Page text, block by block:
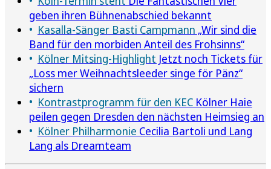
geben ihren Bühnenabschied bekannt
Kasalla-Sänger Basti Campmann „Wir sind die
Band für den morbiden Anteil des Frohsinns“
Kölner Mitsing-Highlight Jetzt noch Tickets für
„Loss mer Weihnachtsleeder singe för Pänz“
sichern
Kontrastprogramm für den KEC Kölner Haie
peilen gegen Dresden den nächsten Heimsieg an
Kölner Philharmonie Cecilia Bartoli und Lang
Lang als Dreamteam